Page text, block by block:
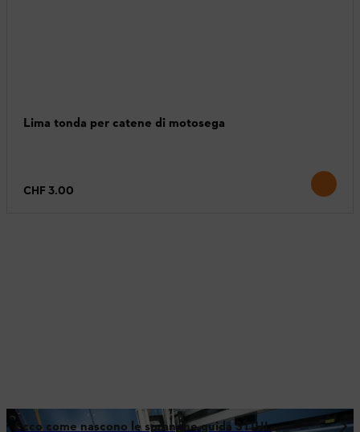
Lima tonda per catene di motosega
CHF 3.00
Ecco come nascono le spranghe guida STIHL